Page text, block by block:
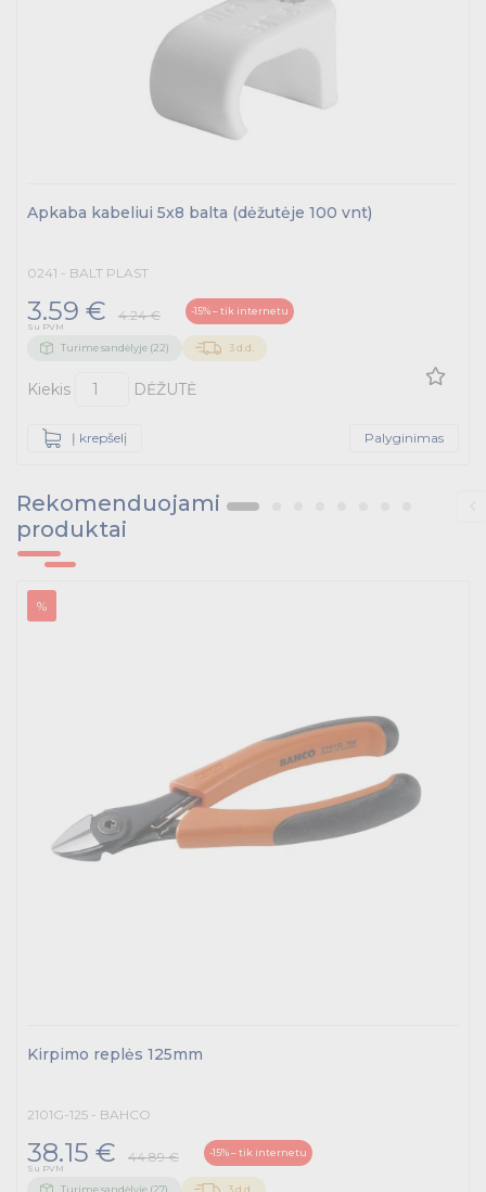
Kabelius laikančių metalinių sistemų produktai
Tvirtinimo medžiagos, instaliacijos jungtys
Telekomunikacijų prekės
Apkaba kabeliui 5x8 balta (dėžutėje 100 vnt)
0241 - BALT PLAST
3.59 € 4.24 € -15% – tik internetu
Su PVM
Turime sandėlyje (22) 3 d.d.
Kiekis DĖŽUTĖ
Į krepšelį Palyginimas
Rekomenduojami
produktai
%
Kirpimo replės 125mm
2101G-125 - BAHCO
38.15 € 44.89 € -15% – tik internetu
Su PVM
Turime sandėlyje (27) 3 d.d.